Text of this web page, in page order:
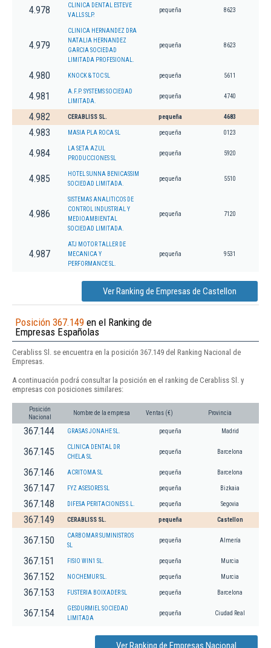
4.978
CLINICA DENTAL ESTEVE
VALLS SLP.
pequeña 8623
4.979
CLINICA HERNANDEZ DRA
NATALIA HERNANDEZ
GARCIA SOCIEDAD
LIMITADA PROFESIONAL.
pequeña 8623
4.980 KNOCK & TOC SL pequeña 5611
4.981
A.F.P. SYSTEMS SOCIEDAD
LIMITADA.
pequeña 4740
4.982 CERABLISS SL. pequeña 4683
4.983 MASIA PLA ROCA SL pequeña 0123
4.984
LA SETA AZUL
PRODUCCIONES SL
pequeña 5920
4.985
HOTEL SUNNA BENICASSIM
SOCIEDAD LIMITADA.
pequeña 5510
4.986
SISTEMAS ANALITICOS DE
CONTROL INDUSTRIAL Y
MEDIOAMBIENTAL
SOCIEDAD LIMITADA.
pequeña 7120
4.987
ATJ MOTOR TALLER DE
MECANICA Y
PERFORMANCE SL.
pequeña 9531
Ver Ranking de Empresas de Castellon
Posición 367.149 en el Ranking de
Empresas Españolas
Cerabliss Sl. se encuentra en la posición 367.149 del Ranking Nacional de
Empresas.
A continuación podrá consultar la posición en el ranking de Cerabliss Sl. y
empresas con posiciones similares:
Posición
Nacional
Nombre de la empresa Ventas (€) Provincia
367.144 GRASAS JONAHE SL. pequeña Madrid
367.145
CLINICA DENTAL DR
CHELA SL
pequeña Barcelona
367.146 ACRITOMA SL pequeña Barcelona
367.147 FYZ ASESORES SL pequeña Bizkaia
367.148 DIFESA PERITACIONES S.L. pequeña Segovia
367.149 CERABLISS SL. pequeña Castellon
367.150
CARBOMAR SUMINISTROS
SL
pequeña Almería
367.151 FISIO WIN1 SL. pequeña Murcia
367.152 NOCHEMUR SL. pequeña Murcia
367.153 FUSTERIA BOIXADER SL pequeña Barcelona
367.154
GESDURMIEL SOCIEDAD
LIMITADA
pequeña Ciudad Real
Ver Ranking de Empresas Nacional